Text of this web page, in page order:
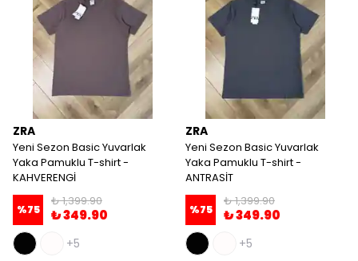
ZRA
Yeni Sezon Basic Yuvarlak
Yaka Pamuklu T-shirt -
KAHVERENGİ
%75
₺ 1,399.90
₺ 349.90
+5
ZRA
Yeni Sezon Basic Yuvarlak
Yaka Pamuklu T-shirt -
ANTRASİT
%75
₺ 1,399.90
₺ 349.90
+5